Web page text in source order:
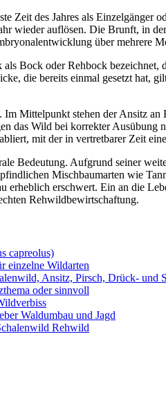
Zeit des Jahres als
wieder auflösen. Die Brunft, in
über mehrere
Bock oder Rehbock
die bereits einmal gesetzt hat,
Mittelpunkt stehen der Ansitz
das Wild bei korrekter
mit der in vertretbarer Zeit
Bedeutung. Aufgrund seiner
Mischbaumarten wie
erheblich erschwert. Ein an die
Rehwildbewirtschaftung.
capreolus)
einzelne Wildarten
Ansitz, Pirsch, Drück- und
oder sinnvoll
Waldumbau und Jagd
Rehwild